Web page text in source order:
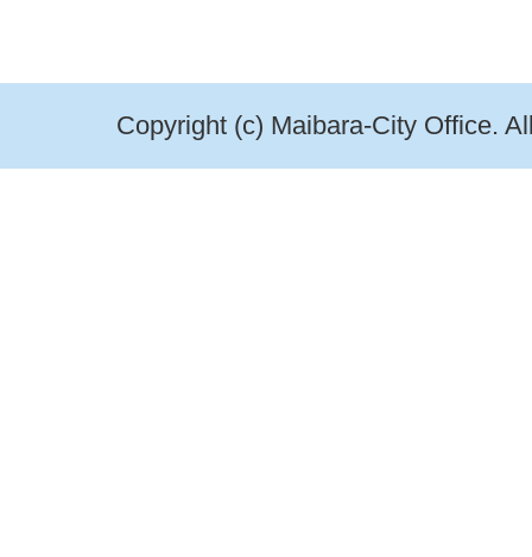
Copyright (c) Maibara-City Office.